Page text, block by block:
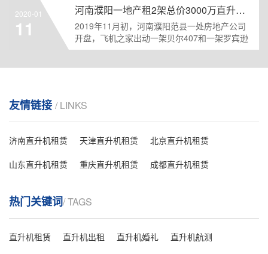
2020-01
11
河南濮阳一地产租2架总价3000万直升机空中看房
2019年11月初，河南濮阳范县一处房地产公司
开盘，飞机之家出动一架贝尔407和一架罗宾逊
R44前往......
友情链接 / LINKS
济南直升机租赁 天津直升机租赁
北京直升机租赁
山东直升机租赁
重庆直升机租赁 成都直升机租赁
热门关键词/ TAGS
直升机租赁 直升机出租 直升机婚礼
直升机航测